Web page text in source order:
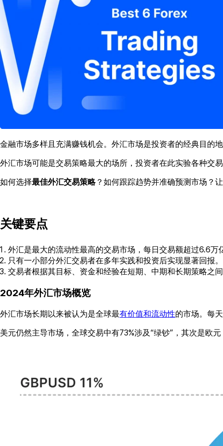
金融市场多样且充满赚钱机会。外汇市场是投资者的经典目的
外汇市场可能是交易策略最大的场所，投资者在此实验各种交
如何选择最佳外汇交易策略？如何跟踪趋势并准确预测市场？
关键要点
外汇是最大的流动性最高的交易市场，每日交易额超过6.6万
只有一小部分外汇交易者在多年实践和投资后实现显著回报。
交易者根据其目标、资金和经验在短期、中期和长期策略之
2024年外汇市场概览
外汇市场长期以来被认为是全球最有价值和流动性的市场。每
美元仍然主导市场，全球交易中有73%涉及“绿钞”，其次是欧